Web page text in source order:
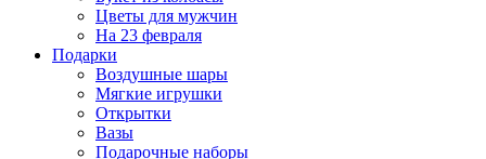
Цветы для мужчин
На 23 февраля
Подарки
Воздушные шары
Мягкие игрушки
Открытки
Вазы
Подарочные наборы